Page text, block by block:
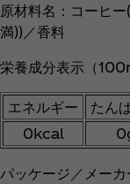
原材料名：コーヒ
満))／香料
栄養成分表示（
エネルギー たん
0kcal
パッケージ／メー